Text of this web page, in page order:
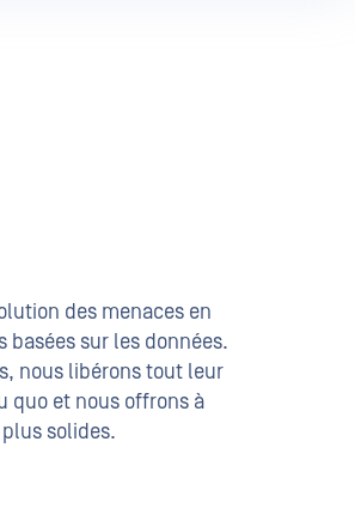
des menaces en
sur les données.
nous libérons tout leur
quo et nous offrons à
solides.